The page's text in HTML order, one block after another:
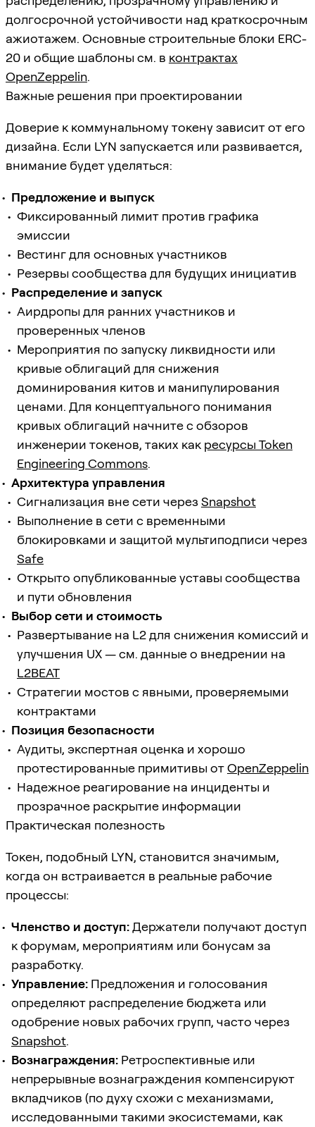
долгосрочной устойчивости над краткосрочным
ажиотажем. Основные строительные блоки ERC-
20 и общие шаблоны см. в контрактах
OpenZeppelin.
Важные решения при проектировании
Доверие к коммунальному токену зависит от его
дизайна. Если LYN запускается или развивается,
внимание будет уделяться:
Предложение и выпуск
Фиксированный лимит против графика
эмиссии
Вестинг для основных участников
Резервы сообщества для будущих инициатив
Распределение и запуск
Аирдропы для ранних участников и
проверенных членов
Мероприятия по запуску ликвидности или
кривые облигаций для снижения
доминирования китов и манипулирования
ценами. Для концептуального понимания
кривых облигаций начните с обзоров
инженерии токенов, таких как ресурсы Token
Engineering Commons.
Архитектура управления
Сигнализация вне сети черезSnapshot
Выполнение в сети с временными
блокировками и защитой мультиподписи через
Safe
Открыто опубликованные уставы сообщества
и пути обновления
Выбор сети и стоимость
Развертывание на L2 для снижения комиссий и
улучшения UX — см. данные о внедрении на
L2BEAT
Стратегии мостов с явными, проверяемыми
контрактами
Позиция безопасности
Аудиты, экспертная оценка и хорошо
протестированные примитивы отOpenZeppelin
Надежное реагирование на инциденты и
прозрачное раскрытие информации
Практическая полезность
Токен, подобный LYN, становится значимым,
когда он встраивается в реальные рабочие
процессы:
Членство и доступ:Держатели получают доступ
к форумам, мероприятиям или бонусам за
разработку.
Управление: Предложения и голосования
определяют распределение бюджета или
одобрение новых рабочих групп, часто через
Snapshot.
Вознаграждения: Ретроспективные или
непрерывные вознаграждения компенсируют
вкладчиков (по духу схожи с механизмами,
исследованными такими экосистемами, как